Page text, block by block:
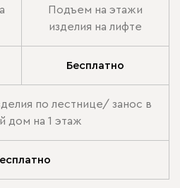
Подъем на этажи
изделия на лифте
Бесплатно
по лестнице/ занос в
дом на 1 этаж